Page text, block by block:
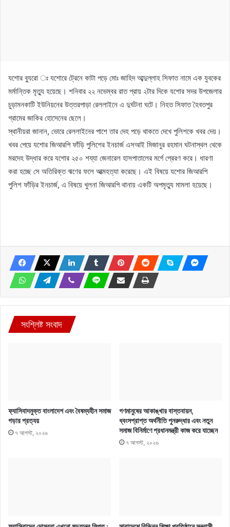
যশোর ব্যুরো ঃ যশোরে ট্রেনে কাটা পড়ে মোঃ জাহিদ আব্দুল্লাহ সিফাত নামে এক যুবকের
মর্মান্তিক মৃত্যু হয়েছে। শনিবার ২২ নভেম্বর রাত প্রায় ২টার দিকে যশোর সদর উপজেলার
চুড়ামনকাটি ইউনিয়নের উত্তরপাড়া রেললাইনে এ দুর্ঘটনা ঘটে। নিহত সিফাত হৈবতপুর
গ্রামের জাকির হোসেনের ছেলে।
স্থানীয়রা জানান, ভোরে রেললাইনের পাশে তার দেহ পড়ে থাকতে দেখে পুলিশকে খবর দেয়।
খবর পেয়ে যশোর জিআরপি ফাঁড়ি পুলিশের ইনচার্জ এসআই মিজানুর রহমান ঘটনাস্থল থেকে
মরদেহ উদ্ধার করে যশোর ২৫০ শয্যা জেনারেল হাসপাতালের মর্গে প্রেরণ করে। ধারণা
করা হচ্ছে সে অতিরিক্ত ঋণের ফলে আত্মহত্যা করেছে। এই বিষয়ে যশোর জিআরপি
পুলিশ ফাঁড়ির ইনচার্জ, এ বিষয়ে খুলনা জিআরপি থানায় একটি অপমৃত্যু মামলা হয়েছে।
সংশ্লিষ্ট সংবাদ
ফ্যাসিবাদমুক্ত বাংলাদেশ এবং বৈষম্যহীন সমাজ
গড়ার প্রত্যয়
৭ আগস্ট, ২০২৬
গণমানুষের আকাঙ্খার বাস্তবায়ন,
ধ্বংসপ্রাপ্ত অর্থনীতি পুনরুদ্ধার এবং নতুন
সমাজ বিনির্মাণে প্রধানমন্ত্রী কাজ করে যাচ্ছেন
৭ আগস্ট, ২০২৬